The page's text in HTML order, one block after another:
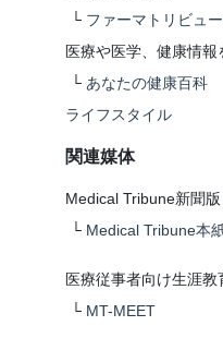
└ ファーマトリビュ
医療や医学、健康情
└ あなたの健康百科
ライフスタイル
関連媒体
Medical Tribune新聞版
└ Medical Tribune本
医療従事者向け生涯教
└ MT-MEET